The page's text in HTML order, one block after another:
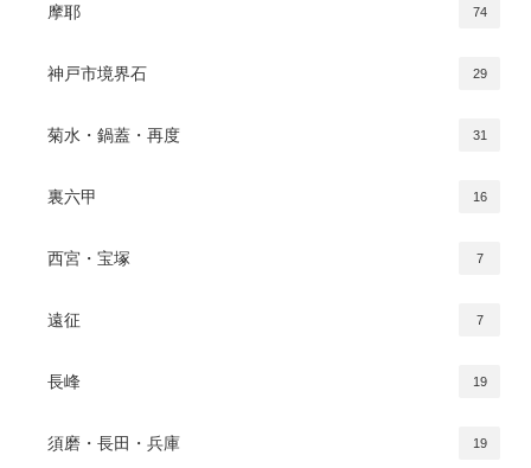
摩耶 74
神戸市境界石 29
菊水・鍋蓋・再度 31
裏六甲 16
西宮・宝塚 7
遠征 7
長峰 19
須磨・長田・兵庫 19